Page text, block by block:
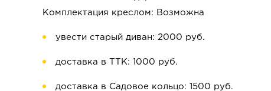
Комплектация креслом: Возможна
увести старый диван: 2000 руб.
доставка в ТТК: 1000 руб.
доставка в Садовое кольцо: 1500 руб.